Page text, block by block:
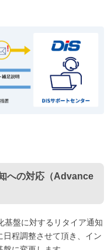
への対応（Advance
基盤に対するリタイア通知
程調整させて頂き、イン